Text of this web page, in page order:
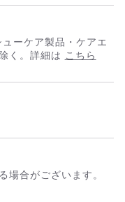
ーケア製品・ケアエ
く。詳細は こちら
場合がございます。